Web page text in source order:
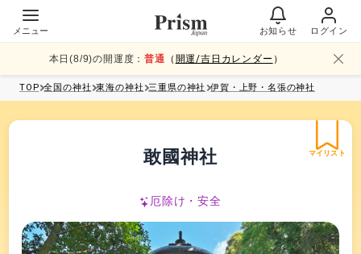
メニュー お知らせ ログイン
本日(8/9)の開運度：普通 （ 開運/吉日カレンダー ）
TOP 全国の神社 東海の神社 三重県の神社 伊賀・上野・名張の神社
マイリスト
敢國神社
厄除け・安全